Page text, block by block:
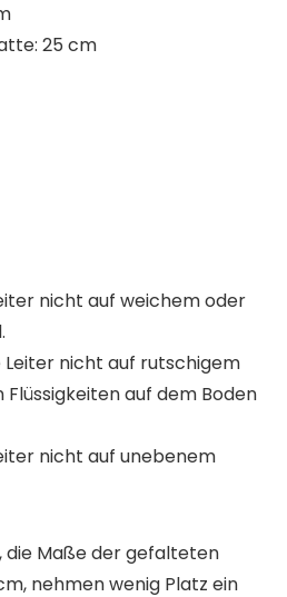
25 cm
nicht auf weichem oder
Leiter nicht auf rutschigem
auf dem Boden
nicht auf unebenem
die Maße der gefalteten
cm, nehmen wenig Platz ein